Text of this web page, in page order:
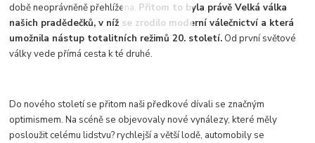
době neoprávněně přehlížena. Přitom to byla právě Velká válka
našich pradědečků, v níž se zrodilo moderní válečnictví a která
umožnila nástup totalitních režimů 20. století. Od první světové
války vede přímá cesta k té druhé.
Do nového století se přitom naši předkové dívali se značným
optimismem. Na scéně se objevovaly nové vynálezy, které měly
posloužit celému lidstvu? rychlejší a větší lodě, automobily se